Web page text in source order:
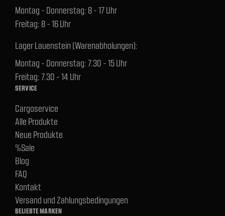
Montag - Donnerstag: 8 - 17 Uhr
Freitag: 8 - 16 Uhr
Lager Lauenstein (Warenabholungen):
Montag - Donnerstag: 7.30 - 15 Uhr
Freitag: 7.30 - 14 Uhr
SERVICE
Cargoservice
Alle Produkte
Neue Produkte
%Sale
Blog
FAQ
Kontakt
Versand und Zahlungsbedingungen
BELIEBTE MARKEN